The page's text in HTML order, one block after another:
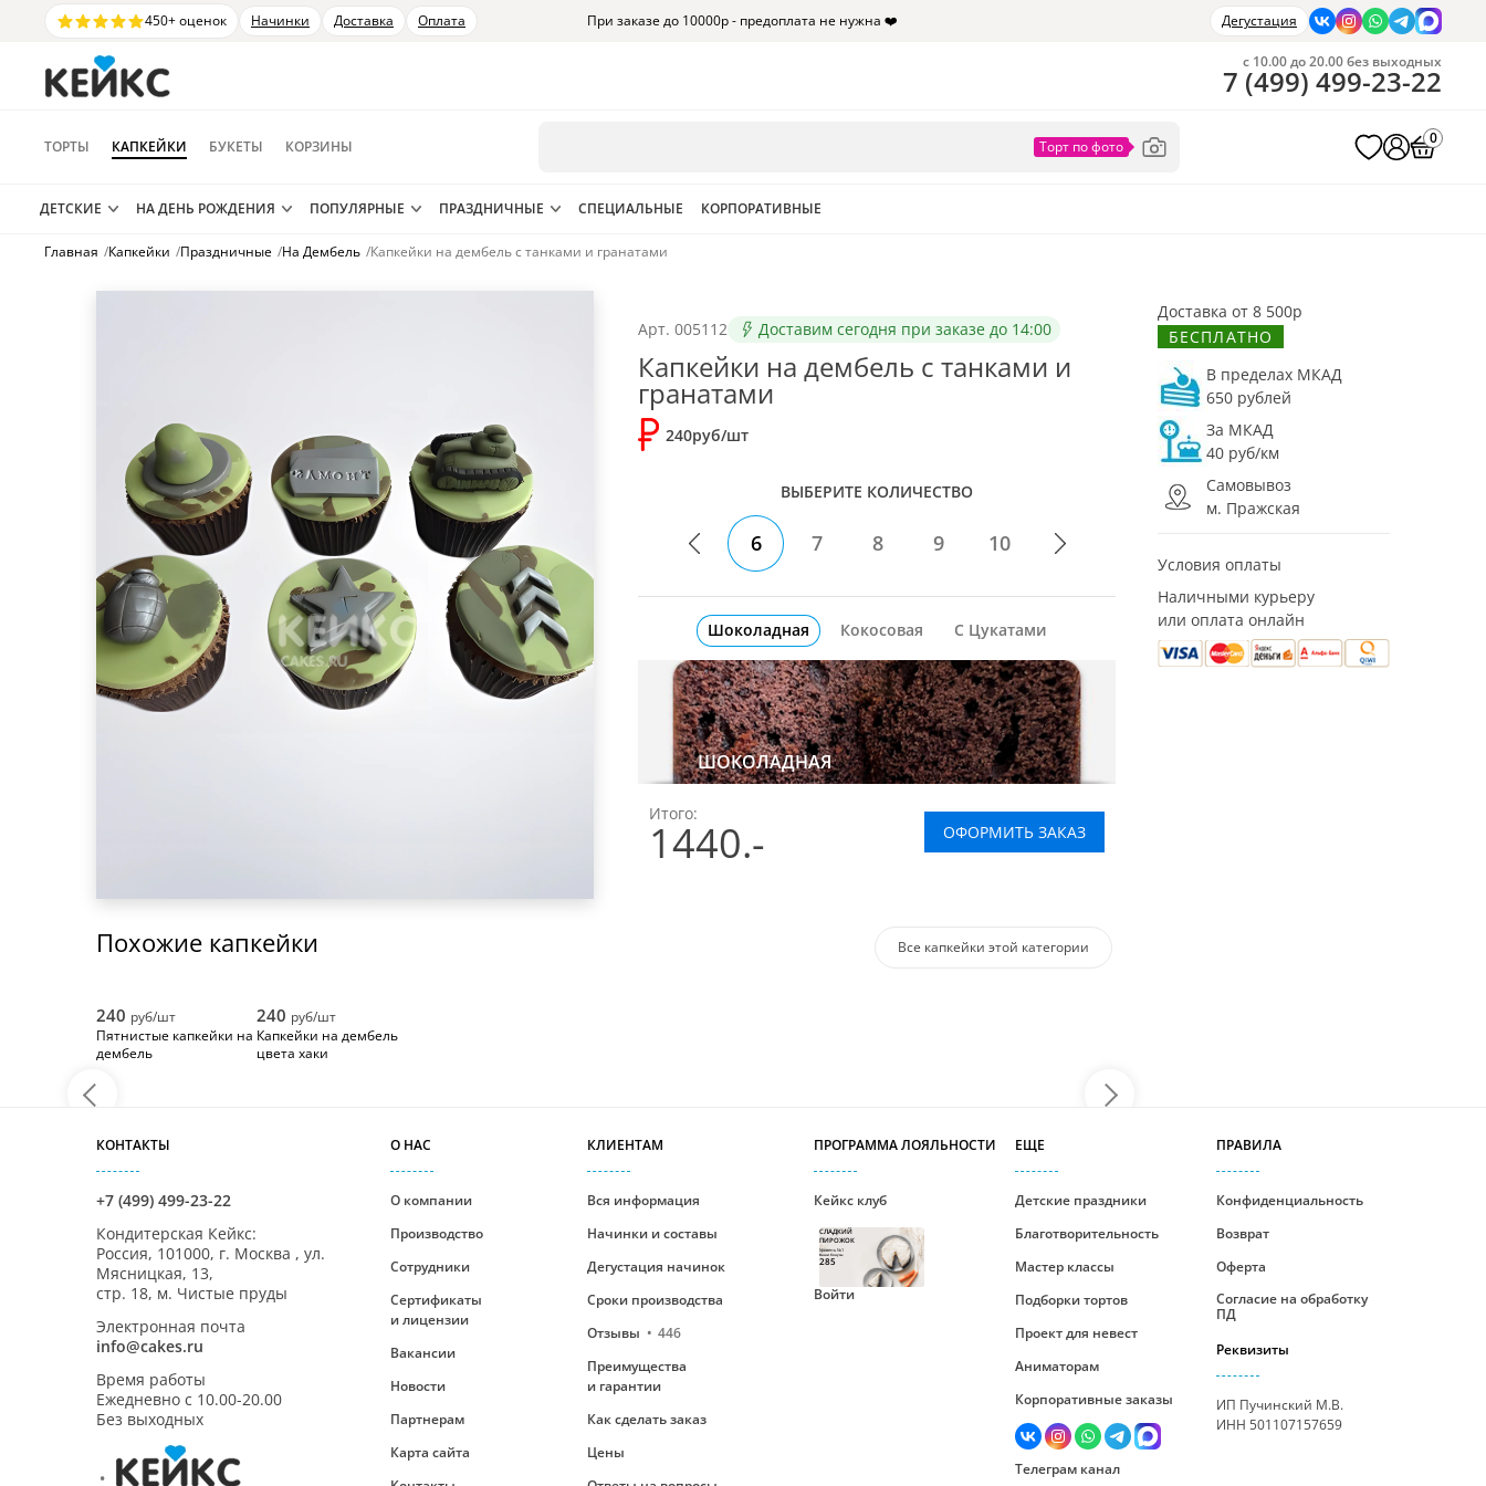
450+ оценок Начинки Доставка Оплата При заказе до 10000р - предоплата не нужна ❤️ Дегустация
ТОРТЫ КАПКЕЙКИ БУКЕТЫ КОРЗИНЫ
с 10.00 до 20.00 без выходных
7 (499) 499-23-22
0
ДЕТСКИЕ НА ДЕНЬ РОЖДЕНИЯ ПОПУЛЯРНЫЕ ПРАЗДНИЧНЫЕ СПЕЦИАЛЬНЫЕ КОРПОРАТИВНЫЕ
Главная /Капкейки /Праздничные /На Дембель /Капкейки на дембель с танками и гранатами
Арт. 005112 Доставим сегодня при заказе до 14:00
Капкейки на дембель с танками и
гранатами
240руб/шт
ВЫБЕРИТЕ КОЛИЧЕСТВО
6 7 8 9 10
Шоколадная Кокосовая С Цукатами
ШОКОЛАДНАЯ
Итого:
1440.- ОФОРМИТЬ ЗАКАЗ
Доставка от 8 500р
БЕСПЛАТНО
В пределах МКАД
650 рублей
За МКАД
40 руб/км
Самовывоз
м. Пражская
Условия оплаты
Наличными курьеру
или оплата онлайн
Похожие капкейки Все капкейки этой категории
240 руб/шт
Пятнистые капкейки на
дембель
240 руб/шт
Капкейки на дембель
цвета хаки
КОНТАКТЫ
+7 (499) 499-23-22
Кондитерская Кейкс:
Россия, 101000, г. Москва , ул.
Мясницкая, 13,
стр. 18, м. Чистые пруды
Электронная почта
info@cakes.ru
Время работы
Ежедневно с 10.00-20.00
Без выходных
О НАС
О компании
Производство
Сотрудники
Сертификаты
и лицензии
Вакансии
Новости
Партнерам
Карта сайта
КЛИЕНТАМ
Вся информация
Начинки и составы
Дегустация начинок
Сроки производства
Отзывы
446
Преимущества
и гарантии
Как сделать заказ
Цены
ПРОГРАММА ЛОЯЛЬНОСТИ
Кейкс клуб
СЛАДКИЙ
ПИРОЖОК
Уровень №1
Ваши бонусы
285
Войти
ЕЩЕ
Детские праздники
Благотворительность
Мастер классы
Подборки тортов
Проект для невест
Аниматорам
Корпоративные заказы
Телеграм канал
ПРАВИЛА
Конфиденциальность
Возврат
Оферта
Согласие на обработку
ПД
Реквизиты
ИП Пучинский М.В.
ИНН 501107157659